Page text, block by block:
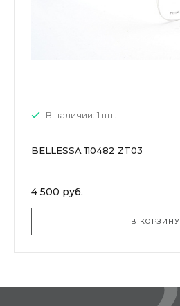
В наличии: 1 шт.
BELLESSA 110482 ZT03
4 500 руб.
В КОРЗИНУ